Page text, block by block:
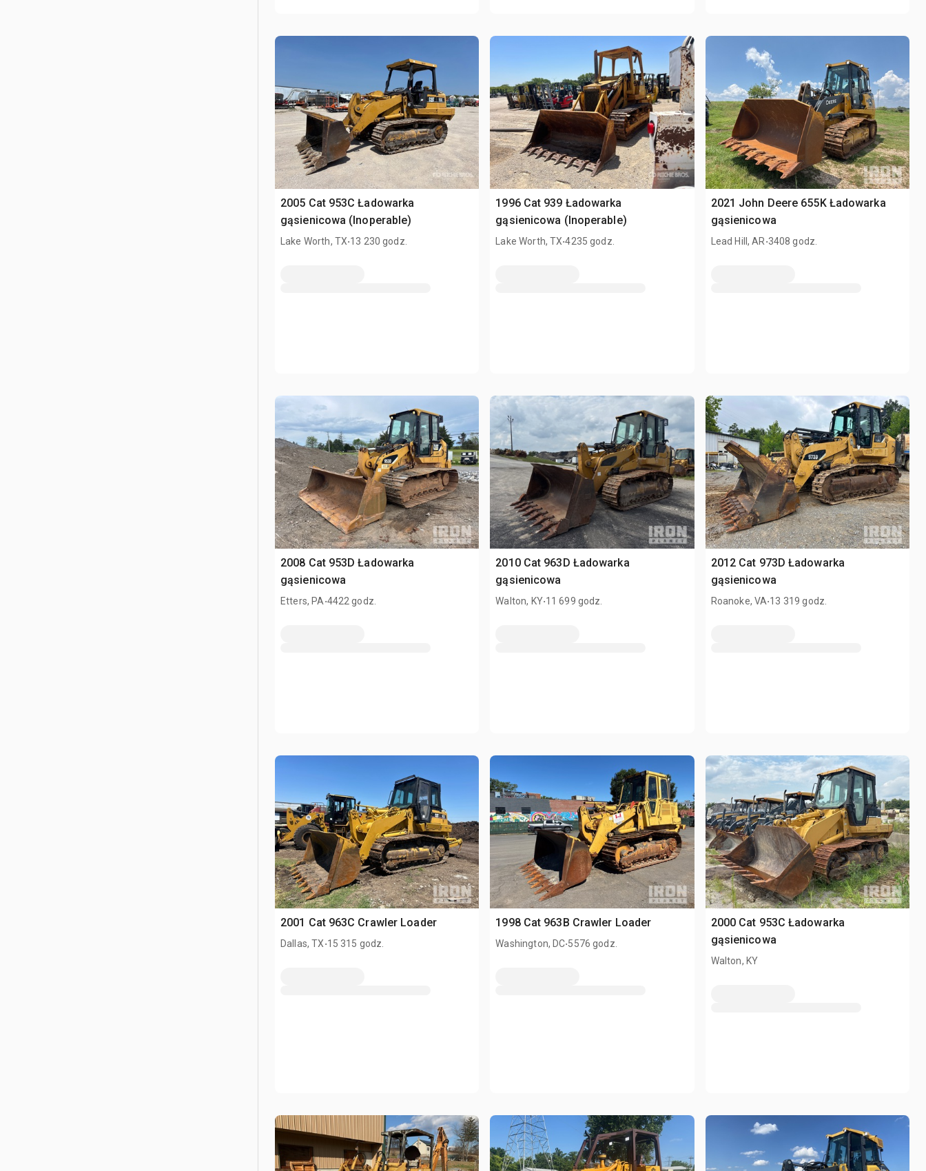
2005 Cat 953C Ładowarka
gąsienicowa (Inoperable)
Lake Worth, TX.13 230 godz.
1996 Cat 939 Ładowarka
gąsienicowa (Inoperable)
Lake Worth, TX.4235 godz.
2021 John Deere 655K Ładowarka
gąsienicowa
Lead Hill, AR.3408 godz.
2008 Cat 953D Ładowarka
gąsienicowa
Etters, PA.4422 godz.
2010 Cat 963D Ładowarka
gąsienicowa
Walton, KY.11 699 godz.
2012 Cat 973D Ładowarka
gąsienicowa
Roanoke, VA.13 319 godz.
2001 Cat 963C Crawler Loader
Dallas, TX.15 315 godz.
1998 Cat 963B Crawler Loader
Washington, DC.5576 godz.
2000 Cat 953C Ładowarka
gąsienicowa
Walton, KY